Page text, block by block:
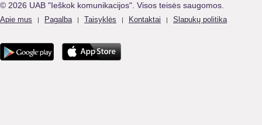
© 2026 UAB "Ieškok komunikacijos". Visos teisės saugomos.
Apie mus | Pagalba | Taisyklės | Kontaktai | Slapukų politika